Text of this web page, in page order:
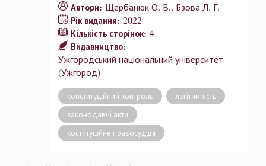
Автори: Щербанюк О. В. Бзова Л. Г.
Рік видання: 2022
Кількість сторінок: 4
Видавництво:
Ужгородський національний університет
(Ужгород)
конституційний контроль
легітимність
законодавчі акти
коституційне правосуддя